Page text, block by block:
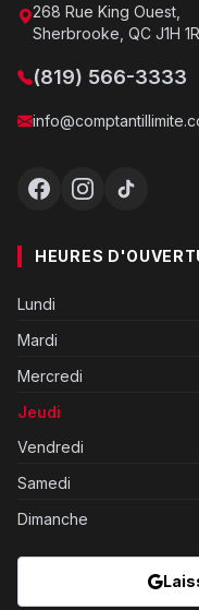
268 Rue King Ouest,
Sherbrooke, QC J1H
(819) 566-3333
HEURES
Lundi
Mardi
Mercredi
Jeudi
Vendredi
Samedi
Dimanche